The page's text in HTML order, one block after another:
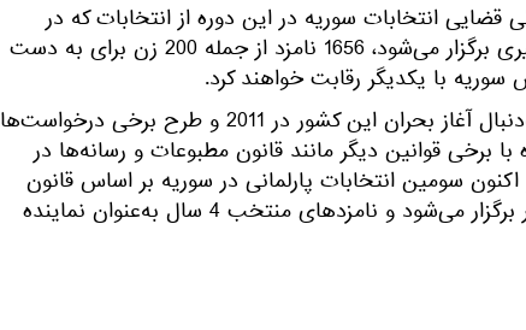
قضایی انتخابات سوریه در این دوره از انتخابات که در
7هزار و 277 مرکز رأی‌گیری برگزار می‌شود، 1656 نامزد از جمله 200 زن برای به دست
قانون اساسی سوریه به‌دنبال آغاز بحران این کشور در 2011 و طرح برخی درخواست‌ها
برخی قوانین دیگر مانند قانون مطبوعات و رسانه‌ها در
شد و اکنون سومین انتخابات پارلمانی در سوریه بر اساس قانون
اساسی جدید این کشور برگزار می‌شود و نامزدهای منتخب 4 سال به‌عنوان نماینده